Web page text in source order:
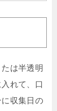
は半透明
れて、口
収集日の